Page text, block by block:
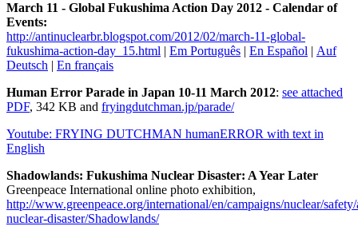
March 11 - Global Fukushima Action Day 2012 - Calendar of
Events:
http://antinuclearbr.blogspot.com/2012/02/march-11-global-
fukushima-action-day_15.html | Em Português | En Español | Auf
Deutsch | En français
Human Error Parade in Japan 10-11 March 2012: see attached
PDF, 342 KB and fryingdutchman.jp/parade/
Youtube: FRYING DUTCHMAN humanERROR with text in
English
Shadowlands: Fukushima Nuclear Disaster: A Year Later
Greenpeace International online photo exhibition,
http://www.greenpeace.org/international/en/campaigns/nuclear/
nuclear-disaster/Shadowlands/